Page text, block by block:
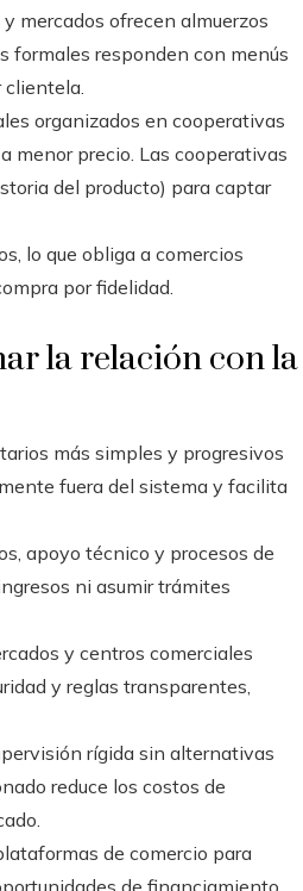
mercados ofrecen almuerzos
formales responden con menús
organizados en cooperativas
menor precio. Las cooperativas
del producto) para captar
lo que obliga a comercios
por fidelidad.
la relación con la
más simples y progresivos
fuera del sistema y facilita
apoyo técnico y procesos de
ni asumir trámites
y centros comerciales
y reglas transparentes,
rígida sin alternativas
reduce los costos de
de comercio para
de financiamiento.